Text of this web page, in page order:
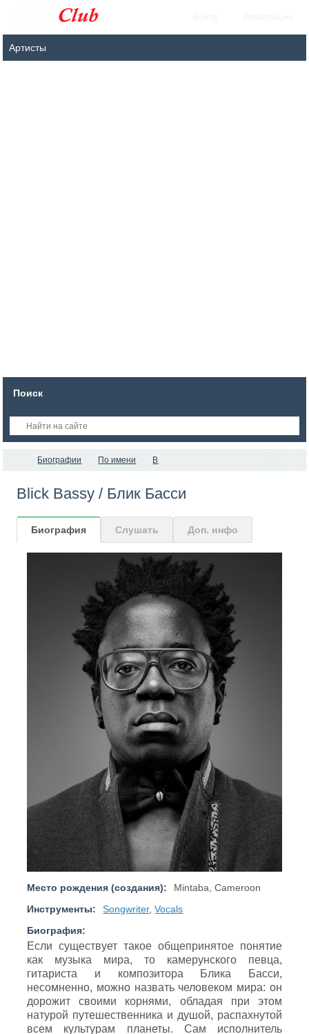
Поиск
Биографии По имени B
Blick Bassy / Блик Басси
Биография Слушать Доп. инфо
Место рождения (создания):
Mintaba, Cameroon
Инструменты:
Songwriter,Vocals
Биография:
Если существует такое общепринятое понятие
как музыка мира, то камерунского певца,
гитариста и композитора Блика Басси,
несомненно, можно назвать человеком мира: он
дорожит своими корнями, обладая при этом
натурой путешественника и душой, распахнутой
всем культурам планеты. Сам исполнитель